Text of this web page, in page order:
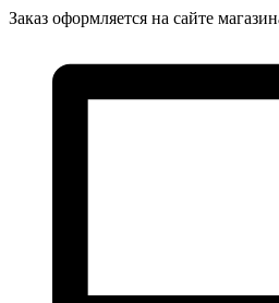
Заказ оформляется на сайте